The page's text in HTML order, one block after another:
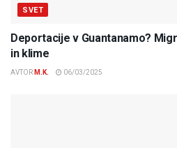
SVET
Deportacije v Guantanamo?
in klime
AVTOR M.K. 06/03/2025